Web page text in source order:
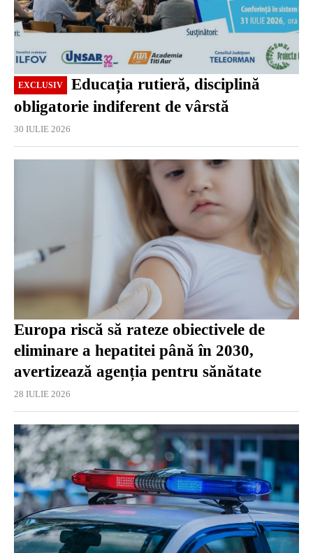
EXCLUSIV
obligatorie indiferent de vârstă
30 IULIE 2026
Europa riscă să rateze obiectivele de
eliminare a hepatitei până în 2030,
avertizează agenția pentru sănătate
28 IULIE 2026